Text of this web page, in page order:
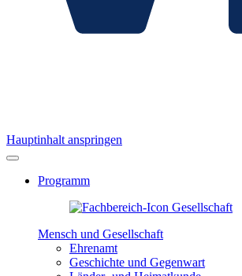
Hauptinhalt anspringen
Programm
Mensch und Gesellschaft
Ehrenamt
Geschichte und Gegenwart